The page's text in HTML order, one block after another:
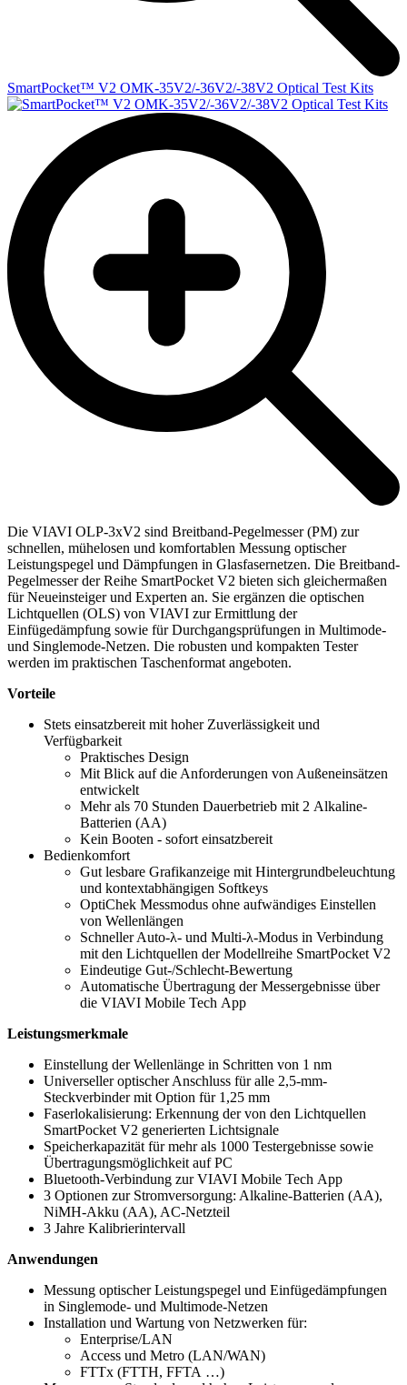
SmartPocket™ V2 OMK-35V2/-36V2/-38V2 Optical Test Kits
Die VIAVI OLP-3xV2 sind Breitband-Pegelmesser (PM) zur
schnellen, mühelosen und komfortablen Messung optischer
Leistungspegel und Dämpfungen in Glasfasernetzen. Die Breitband-
Pegelmesser der Reihe SmartPocket V2 bieten sich gleichermaßen
für Neueinsteiger und Experten an. Sie ergänzen die optischen
Lichtquellen (OLS) von VIAVI zur Ermittlung der
Einfügedämpfung sowie für Durchgangsprüfungen in Multimode-
und Singlemode-Netzen. Die robusten und kompakten Tester
werden im praktischen Taschenformat angeboten.
Vorteile
Stets einsatzbereit mit hoher Zuverlässigkeit und
Verfügbarkeit
Praktisches Design
Mit Blick auf die Anforderungen von Außeneinsätzen
entwickelt
Mehr als 70 Stunden Dauerbetrieb mit 2 Alkaline-
Batterien (AA)
Kein Booten - sofort einsatzbereit
Bedienkomfort
Gut lesbare Grafikanzeige mit Hintergrundbeleuchtung
und kontextabhängigen Softkeys
OptiChek Messmodus ohne aufwändiges Einstellen
von Wellenlängen
Schneller Auto-λ- und Multi-λ-Modus in Verbindung
mit den Lichtquellen der Modellreihe SmartPocket V2
Eindeutige Gut-/Schlecht-Bewertung
Automatische Übertragung der Messergebnisse über
die VIAVI Mobile Tech App
Leistungsmerkmale
Einstellung der Wellenlänge in Schritten von 1 nm
Universeller optischer Anschluss für alle 2,5-mm-
Steckverbinder mit Option für 1,25 mm
Faserlokalisierung: Erkennung der von den Lichtquellen
SmartPocket V2 generierten Lichtsignale
Speicherkapazität für mehr als 1000 Testergebnisse sowie
Übertragungsmöglichkeit auf PC
Bluetooth-Verbindung zur VIAVI Mobile Tech App
3 Optionen zur Stromversorgung: Alkaline-Batterien (AA),
NiMH-Akku (AA), AC-Netzteil
3 Jahre Kalibrierintervall
Anwendungen
Messung optischer Leistungspegel und Einfügedämpfungen
in Singlemode- und Multimode-Netzen
Installation und Wartung von Netzwerken für:
Enterprise/LAN
Access und Metro (LAN/WAN)
FTTx (FTTH, FFTA …)